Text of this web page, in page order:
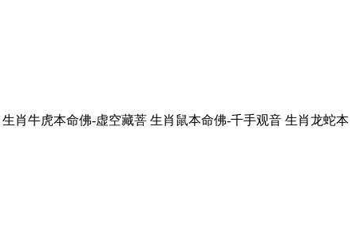
生肖牛虎本命佛-虚空藏菩 生肖鼠本命佛-千手观音 生肖龙蛇本